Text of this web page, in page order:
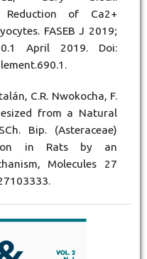
Reduction of Ca2+
FASEB J 2019;
April 2019. Doi:
C.R. Nwokocha, F.
from a Natural
Bip. (Asteraceae)
in Rats by an
Molecules 27